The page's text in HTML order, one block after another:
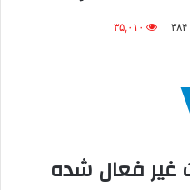
۳۸۴ ۳۵,۰۱۰
غیر فعال شده